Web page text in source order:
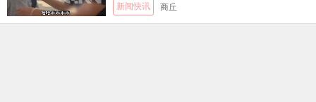
新闻快讯 商丘